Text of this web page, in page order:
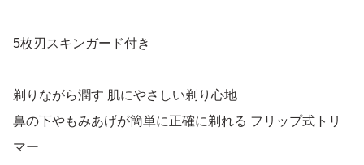
5枚刃スキンガード付き
剃りながら潤す 肌にやさしい剃り心地
鼻の下やもみあげが簡単に正確に剃れる フリップ式トリ
マー